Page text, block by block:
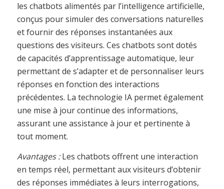
les chatbots alimentés par l’intelligence artificielle,
conçus pour simuler des conversations naturelles
et fournir des réponses instantanées aux
questions des visiteurs. Ces chatbots sont dotés
de capacités d’apprentissage automatique, leur
permettant de s’adapter et de personnaliser leurs
réponses en fonction des interactions
précédentes. La technologie IA permet également
une mise à jour continue des informations,
assurant une assistance à jour et pertinente à
tout moment.
Avantages :Les chatbots offrent une interaction
en temps réel, permettant aux visiteurs d’obtenir
des réponses immédiates à leurs interrogations,